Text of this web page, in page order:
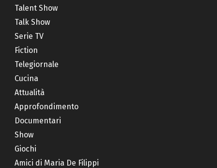
Talent Show
Talk Show
Serie TV
Fiction
Telegiornale
Cucina
Attualità
Approfondimento
Documentari
Show
Giochi
Amici di Maria De Filippi